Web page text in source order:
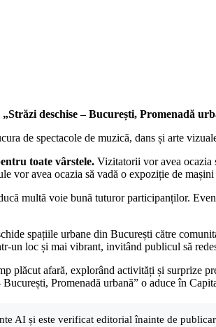
deschise – București, Promenadă
de spectacole de muzică, dans și arte
toate vârstele. Vizitatorii vor avea ocazia
vor avea ocazia să vadă o expoziție de
multă voie bună tuturor participanților.
spațiile urbane din București către
loc și mai vibrant, invitând publicul să
plăcut afară, explorând activități și surprize
Promenadă urbană” o aduce în
AI și este verificat editorial înainte de